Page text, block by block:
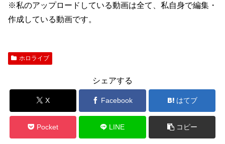
※私のアップロードしている動画は全て、私自身で編集・
作成している動画です。
ホロライブ
シェアする
X Facebook はてブ
Pocket LINE コピー